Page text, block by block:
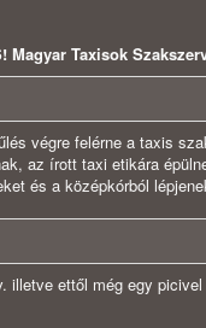
Magyar Taxisok
végre felérne a taxis
az írott taxi etikára
és a középkórból
illetve ettől még egy